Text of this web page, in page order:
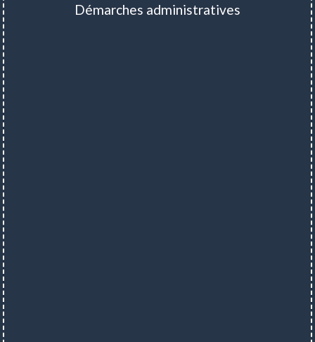
Démarches administratives